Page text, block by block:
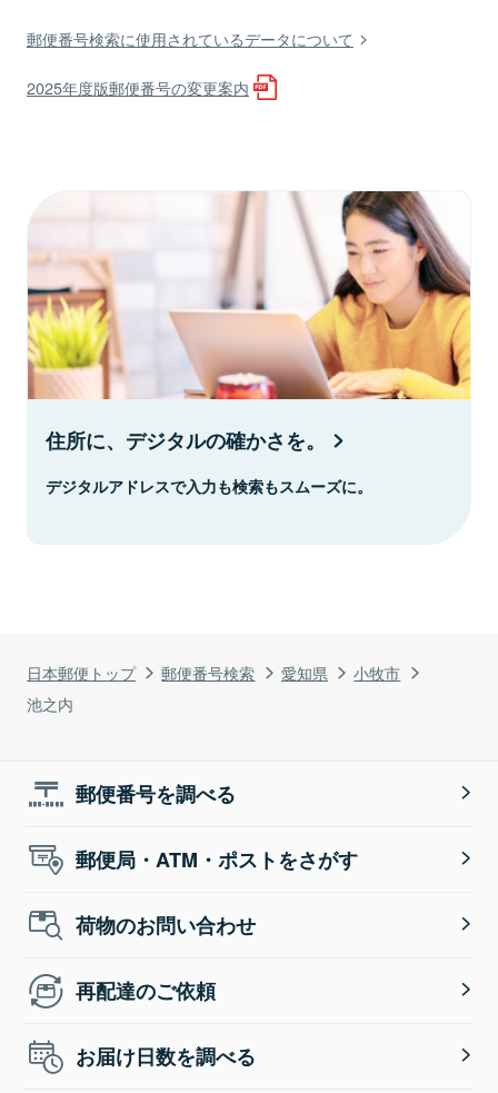
日本郵便トップ 郵便番号検索 愛知県
小牧市
池之内
郵便番号検索に使用されているデータについて
2025年度版郵便番号の変更案内
住所に、デジタルの確かさを。
デジタルアドレスで入力も検索もスムーズに。
郵便番号を調べる
郵便局・ATM・ポストをさがす
荷物のお問い合わせ
再配達のご依頼
お届け日数を調べる